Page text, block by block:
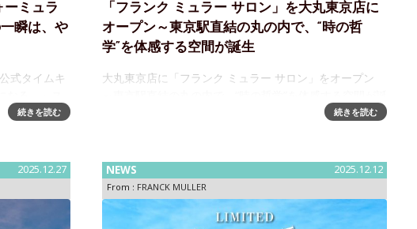
ーミュラ
瞬は、や
式タイムキ
（フラ
続きを読む
「フランク ミュラー サロン」を大丸東京店に
オープン～東京駅直結の丸の内で、“時の哲
学”を体感する空間が誕生
大丸東京店に「フランク ミュラー サロン」をオープン
生フランク ミュラーは、2026年2月28日（土）、大丸東
続きを読む
2025.12.27 NEWS 2025.12.12
From : FRANCK MULLER